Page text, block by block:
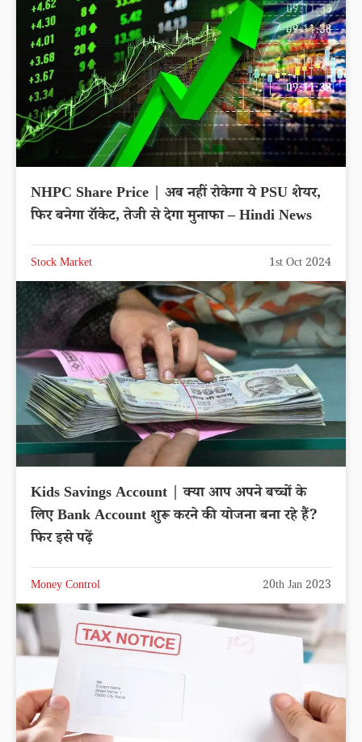
NHPC Share Price | अब नहीं रोकेगा ये PSU शेयर,
फिर बनेगा रॉकेट, तेजी से देगा मुनाफा – Hindi News
Stock Market 1st Oct 2024
Kids Savings Account | क्या आप अपने बच्चों के
लिए Bank Account शुरू करने की योजना बना रहे हैं?
फिर इसे पढ़ें
Money Control 20th Jan 2023